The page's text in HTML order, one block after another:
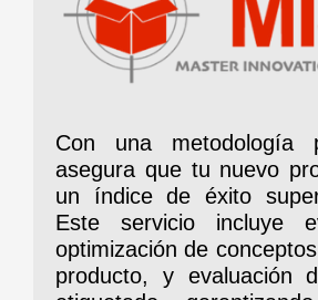
Con una metodología
asegura que tu nuevo
un índice de éxito
Este servicio incluye
optimización de
producto, y evaluación